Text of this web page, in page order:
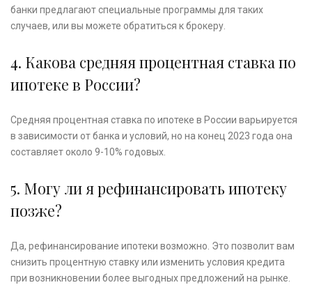
банки предлагают специальные программы для таких
случаев, или вы можете обратиться к брокеру.
4. Какова средняя процентная ставка по
ипотеке в России?
Средняя процентная ставка по ипотеке в России варьируется
в зависимости от банка и условий, но на конец 2023 года она
составляет около 9-10% годовых.
5. Могу ли я рефинансировать ипотеку
позже?
Да, рефинансирование ипотеки возможно. Это позволит вам
снизить процентную ставку или изменить условия кредита
при возникновении более выгодных предложений на рынке.